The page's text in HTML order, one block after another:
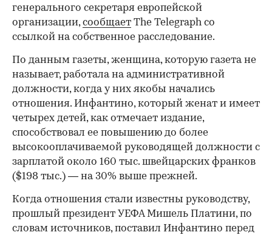
генерального секретаря европейской
организации,сообщает The Telegraph со
ссылкой на собственное расследование.
По данным газеты, женщина, которую газета не
называет, работала на административной
должности, когда у них якобы начались
отношения. Инфантино, который женат и имеет
четырех детей, как отмечает издание,
способствовал ее повышению до более
высокооплачиваемой руководящей должности с
зарплатой около 160 тыс. швейцарских франков
($198 тыс.) — на 30% выше прежней.
Когда отношения стали известны руководству,
прошлый президент УЕФА Мишель Платини, по
словам источников, поставил Инфантино перед